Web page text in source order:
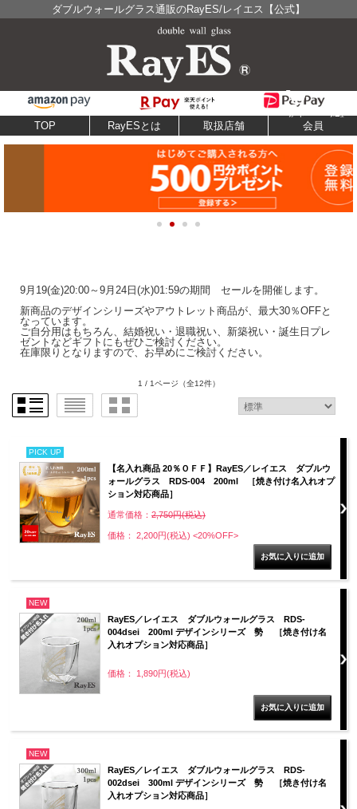
ダブルウォールグラス通販のRayES/レイエス【公式】
TOP RayESとは 取扱店舗 会員
9月19(金)20:00～9月24日(水)01:59の期間
セールを開催します。
新商品のデザインシリーズやアウトレット商品が、最大30％OFFと
なっています。
ご自分用はもちろん、 結婚祝い・退職祝い、新築祝い・誕生日プレ
ゼント などギフトにもぜひご検討ください。
在庫限りとなりますので、お早めにご検討ください。
1 / 1ページ （全12件）
PICK UP
【名入れ商品 20％ＯＦＦ】RayES／レイエス ダブルウ
ォールグラス RDS-004 200ml ［焼き付け名入れオプ
ション対応商品］
通常価格： 2,750円(税込)
価格： 2,200円(税込) <20%OFF>
NEW
RayES／レイエス ダブルウォールグラス RDS-
004dsei 200ml デザインシリーズ 勢 ［焼き付け名
入れオプション対応商品］
価格： 1,890円(税込)
NEW
RayES／レイエス ダブルウォールグラス RDS-
002dsei 300ml デザインシリーズ 勢 ［焼き付け名
入れオプション対応商品］